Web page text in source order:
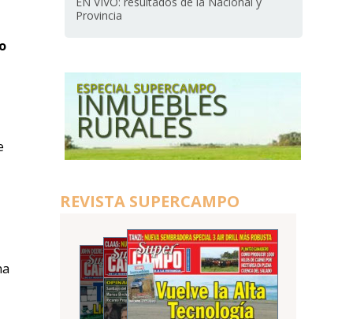
Provincia
REVISTA SUPERCAMPO